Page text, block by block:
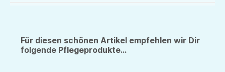
Für diesen schönen Artikel empfehlen wir Dir
folgende Pflegeprodukte...